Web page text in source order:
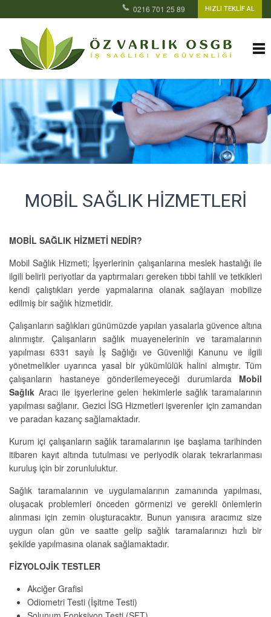
0216 701 25 89 HIZLI TEKLİF AL
MOBIL SAĞLIK HIZMETLERI
MOBİL SAĞLIK HİZMETİ NEDİR?
Mobil Sağlık Hizmeti; İşyerlerinin çalışanlarına meslek hastalığı ile
ilgili belirli periyotlar da yaptırmaları gereken tıbbi tahlil ve tetkikleri
kendi çalıştıkları yerde yapmalarına olanak sağlayan mobilize
edilmiş bir sağlık hizmetidir.
Çalışanların sağlıkları günümüzde yapılan yasalarla güvence altına
alınmıştır. Çalışanların sağlık muayenelerinin ve taramalarının
yapılması 6331 sayılı İş Sağlığı ve Güvenliği Kanunu ve ilgili
yönetmelikler uyarınca yasal bir yükümlülük halini almıştır. Tüm
çalışanların hastaneye gönderilemeyeceği durumlarda Mobil
Sağlık Aracı ile işyerlerine gelen hekimlerle sağlık taramalarının
yapılması sağlanır. Gezici İSG Hizmetleri işverenler için zamandan
ve paradan kazanç sağlamaktadır.
Kurum içi çalışanların sağlık taramalarının işe başlama tarihinden
itibaren kayıt altında tutulması ve periyodik olarak tekrarlanması
kuruluş için bir zorunluluktur.
Sağlık taramalarının ve uygulamalarının zamanında yapılması,
oluşacak problemleri önceden görmenizi ve gerekli önlemlerin
alınması için zemin oluşturacaktır. Bunun yanısıra aracımız size
uygun olan gün ve saatte gelip sağlık taramalarınızı hızlı bir
şekilde yapılmasına olanak sağlamaktadır.
FİZYOLOJİK TESTLER
Akciğer Grafisi
Odiometri Testi (İşitme Testi)